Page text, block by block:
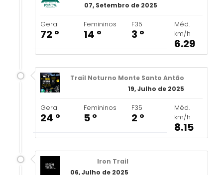
07, Setembro de 2025
Geral
72 º
Femininos
14 º
F35
3 º
Méd.
km/h
6.29
Trail Noturno Monte Santo Antão
19, Julho de 2025
Geral
24 º
Femininos
5 º
F35
2 º
Méd.
km/h
8.15
Iron Trail
06, Julho de 2025